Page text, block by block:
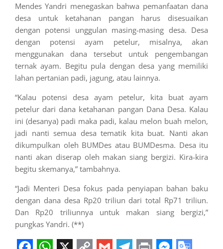
Mendes Yandri menegaskan bahwa pemanfaatan dana
desa untuk ketahanan pangan harus disesuaikan
dengan potensi unggulan masing-masing desa. Desa
dengan potensi ayam petelur, misalnya, akan
menggunakan dana tersebut untuk pengembangan
ternak ayam. Begitu pula dengan desa yang memiliki
lahan pertanian padi, jagung, atau lainnya.
“Kalau potensi desa ayam petelur, kita buat ayam
petelur dari dana ketahanan pangan Dana Desa. Kalau
ini (desanya) padi maka padi, kalau melon buah melon,
jadi nanti semua desa tematik kita buat. Nanti akan
dikumpulkan oleh BUMDes atau BUMDesma. Desa itu
nanti akan diserap oleh makan siang bergizi. Kira-kira
begitu skemanya,” tambahnya.
“Jadi Menteri Desa fokus pada penyiapan bahan baku
dengan dana desa Rp20 triliun dari total Rp71 triliun.
Dan Rp20 triliunnya untuk makan siang bergizi,”
pungkas Yandri. (**)